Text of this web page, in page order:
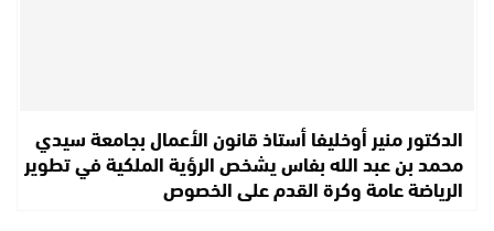
الدكتور منير أوخليفا أستاذ قانون الأعمال بجامعة سيدي
محمد بن عبد الله بفاس يشخص الرؤية الملكية في تطوير
الرياضة عامة وكرة القدم على الخصوص